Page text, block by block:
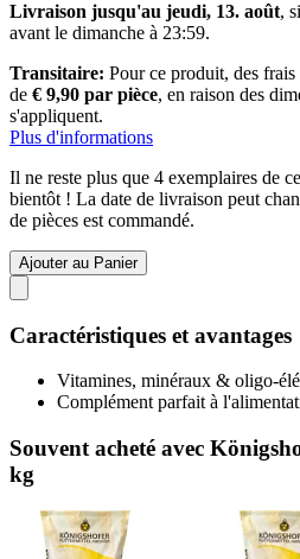
Livraison jusqu'au jeudi, 13. août,
avant le dimanche à 23:59.
Transitaire: Pour ce produit, des
de € 9,90 par pièce, en raison des
s'appliquent.
Plus d'informations
Il ne reste plus que 4 exemplaires de
bientôt ! La date de livraison peut
de pièces est commandé.
Ajouter au Panier
Caractéristiques et avantages
Vitamines, minéraux & oligo-
Complément parfait à
Souvent acheté avec
kg